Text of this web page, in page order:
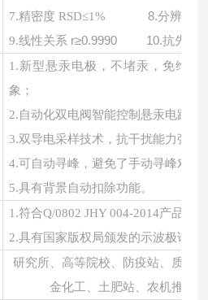
7.精密度 RSD≤1% 8.分辨率
9.线性关系 r≥0.9990 10.抗先还
1.新型悬汞电极，不堵汞，免维护
象；
2.自动化双电阀智能控制悬汞电路，
3.双导电采样技术，抗干扰能力强，
4.可自动寻峰，避免了手动寻峰对测
5.具有背景自动扣除功能。
1 .符合Q/0802 JHY 004-2014产品标准
2.具有国家版权局颁发的示波极谱仪
研究所、高等院校、防疫站、质检
金化工、
土肥站、农机推广